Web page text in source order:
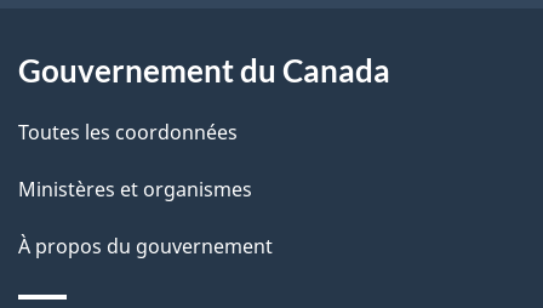
e
l
a
p
a
Gouvernement du Canada
Toutes les coordonnées
Ministères et organismes
À propos du gouvernement